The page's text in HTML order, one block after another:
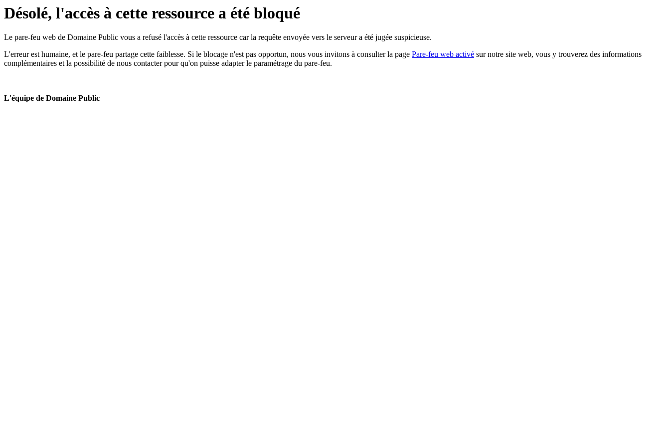
Désolé, l'accès à cette ressource a été bloqué
Le pare-feu web de Domaine Public vous a refusé l'accès à cette ressource car la requête envoyée vers le serveur a été jugée suspicieuse.
L'erreur est humaine, et le pare-feu partage cette faiblesse. Si le blocage n'est pas opportun, nous vous invitons à consulter la page Pare-feu web activé sur notre site web, vous y trouverez des informations
complémentaires et la possibilité de nous contacter pour qu'on puisse adapter le paramétrage du pare-feu.
L'équipe de Domaine Public